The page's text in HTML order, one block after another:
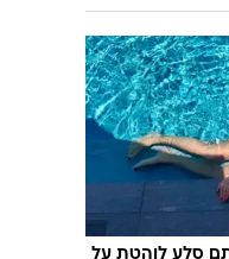
סלע לוהטת על